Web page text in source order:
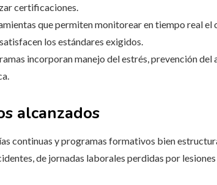
certificaciones.
que permiten monitorear en tiempo real el
los estándares exigidos.
incorporan manejo del estrés, prevención del
alcanzados
continuas y programas formativos bien
de jornadas laborales perdidas por